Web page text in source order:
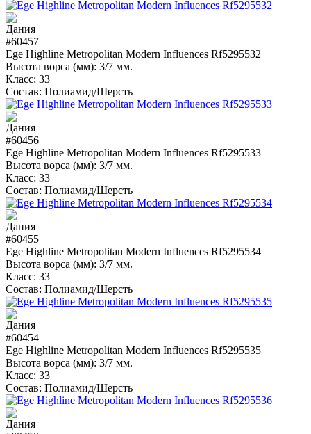
#60457
Ege Highline Metropolitan Modern Influences Rf5295532
Высота ворса (мм): 3/7 мм.
Класс: 33
Состав: Полиамид/Шерсть
#60456
Ege Highline Metropolitan Modern Influences Rf5295533
Высота ворса (мм): 3/7 мм.
Класс: 33
Состав: Полиамид/Шерсть
#60455
Ege Highline Metropolitan Modern Influences Rf5295534
Высота ворса (мм): 3/7 мм.
Класс: 33
Состав: Полиамид/Шерсть
#60454
Ege Highline Metropolitan Modern Influences Rf5295535
Высота ворса (мм): 3/7 мм.
Класс: 33
Состав: Полиамид/Шерсть